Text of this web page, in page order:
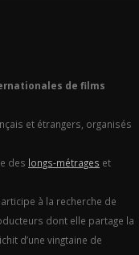
de films
et étrangers, organisés
des longs-métrages et
à la recherche de
dont elle partage la
d’une vingtaine de